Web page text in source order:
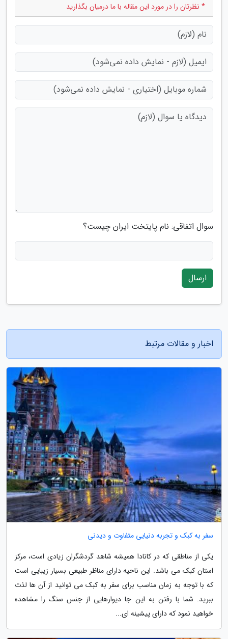
* نظرتان را در مورد این مقاله با ما درمیان بگذارید
سوال اتفاقی: نام پایتخت ایران چیست؟
ارسال
اخبار و مقالات مرتبط
سفر به کبک و تجربه دنیایی متفاوت و دیدنی
یکی از مناطقی که در کانادا همیشه شاهد گردشگران زیادی است، مرکز
استان کبک می باشد. این ناحیه دارای مناظر طبیعی بسیار زیبایی است
که با توجه به زمان مناسب برای سفر به کبک می توانید از آن ها لذت
ببرید. شما با رفتن به این جا دیوارهایی از جنس سنگ را مشاهده
خواهید نمود که دارای پیشینه ای...